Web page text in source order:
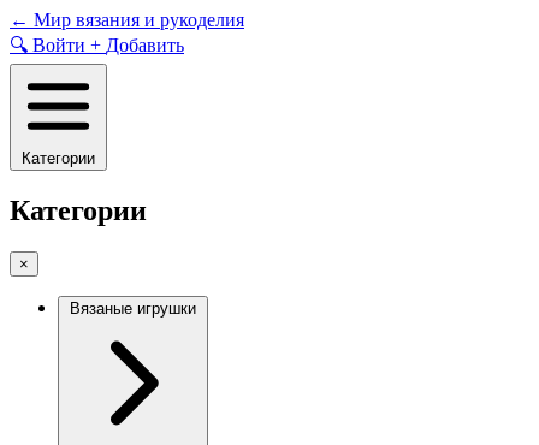
Skip
to
content
← Мир вязания и рукоделия
🔍 Войти + Добавить
Категории
Категории
×
Вязаные игрушки